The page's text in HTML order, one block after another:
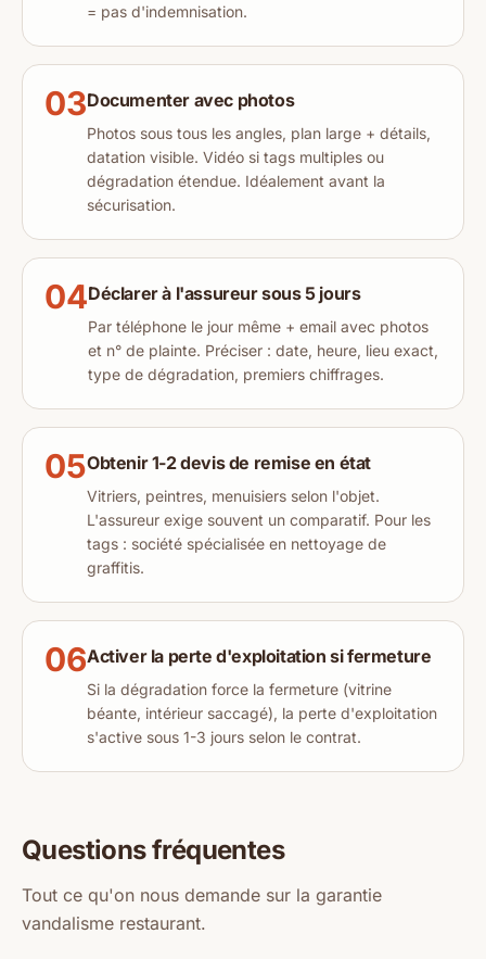
= pas d'indemnisation.
03Documenter avec photos
Photos sous tous les angles, plan large + détails,
datation visible. Vidéo si tags multiples ou
dégradation étendue. Idéalement avant la
sécurisation.
04Déclarer à l'assureur sous 5 jours
Par téléphone le jour même + email avec photos
et n° de plainte. Préciser : date, heure, lieu exact,
type de dégradation, premiers chiffrages.
05Obtenir 1-2 devis de remise en état
Vitriers, peintres, menuisiers selon l'objet.
L'assureur exige souvent un comparatif. Pour les
tags : société spécialisée en nettoyage de
graffitis.
06Activer la perte d'exploitation si fermeture
Si la dégradation force la fermeture (vitrine
béante, intérieur saccagé), la perte d'exploitation
s'active sous 1-3 jours selon le contrat.
Questions fréquentes
Tout ce qu'on nous demande sur la garantie
vandalisme restaurant.